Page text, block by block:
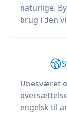
naturlige.
brug i den
Ubesværet
engelsk til